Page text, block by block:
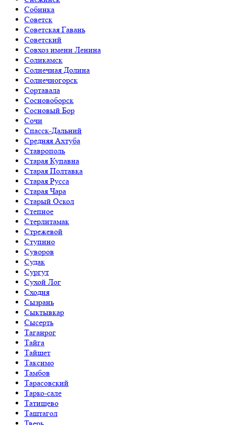
Собинка
Советск
Советская Гавань
Советский
Совхоз имени Ленина
Соликамск
Солнечная Долина
Солнечногорск
Сортавала
Сосновоборск
Сосновый Бор
Сочи
Спасск-Дальний
Средняя Ахтуба
Ставрополь
Старая Купавна
Старая Полтавка
Старая Русса
Старая Чара
Старый Оскол
Степное
Стерлитамак
Стрежевой
Ступино
Суворов
Судак
Сургут
Сухой Лог
Сходня
Сызрань
Сыктывкар
Сысерть
Таганрог
Тайга
Тайшет
Таксимо
Тамбов
Тарасовский
Тарко-сале
Татищево
Таштагол